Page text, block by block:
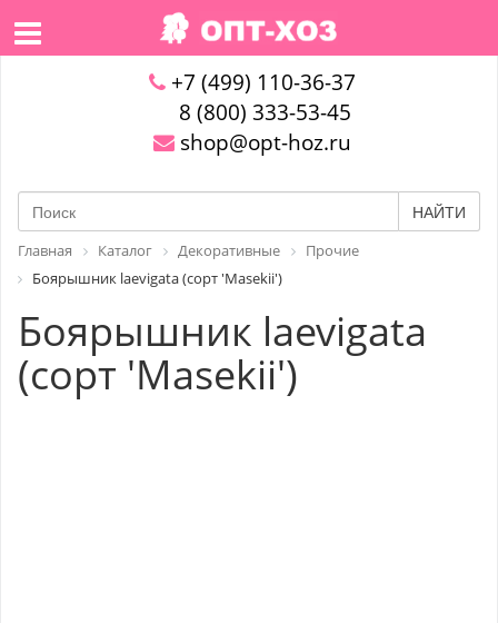
+7 (499) 110-36-37
8 (800) 333-53-45
shop@opt-hoz.ru
НАЙТИ
Главная Каталог Декоративные
Прочие
Боярышник laevigata (cорт 'Masekii')
Боярышник laevigata
(cорт 'Masekii')